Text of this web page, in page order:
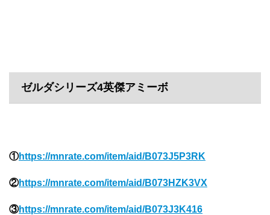
ゼルダシリーズ4英傑アミーボ
①https://mnrate.com/item/aid/B073J5P3RK
②https://mnrate.com/item/aid/B073HZK3VX
③https://mnrate.com/item/aid/B073J3K416